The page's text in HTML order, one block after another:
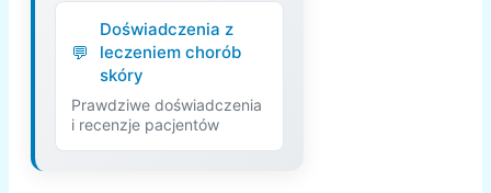
Doświadczenia z
leczeniem chorób
skóry
Prawdziwe doświadczenia
i recenzje pacjentów